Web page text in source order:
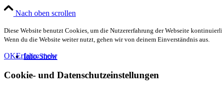
Info-Show
Nach oben scrollen
Diese Website benutzt Cookies, um die Nutzererfahrung der Webseite
Wenn du die Website weiter nutzt, gehen wir von deinem Einverständnis aus.
OKErfahre mehr
Cookie- und Datenschutzeinstellungen